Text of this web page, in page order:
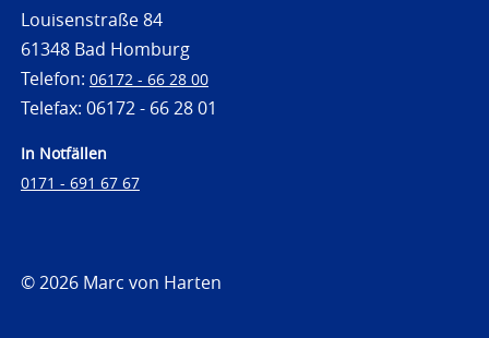
Louisenstraße 84
61348 Bad Homburg
Telefon: 06172 - 66 28 00
Telefax: 06172 - 66 28 01
In Notfällen
0171 - 691 67 67
© 2026 Marc von Harten